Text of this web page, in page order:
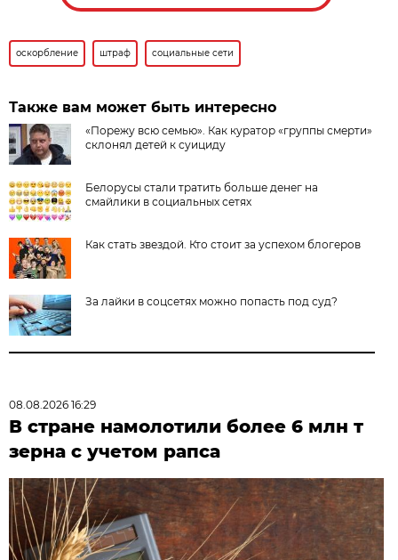
оскорбление штраф социальные сети
Также вам может быть интересно
«Порежу всю семью». Как куратор «группы смерти»
склонял детей к суициду
Белорусы стали тратить больше денег на
смайлики в социальных сетях
Как стать звездой. Кто стоит за успехом блогеров
За лайки в соцсетях можно попасть под суд?
08.08.2026 16:29
В стране намолотили более 6 млн т
зерна с учетом рапса